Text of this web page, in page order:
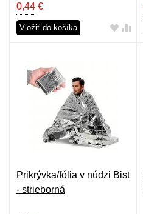
0,44 €
Vložiť do košíka
Prikrývka/fólia v núdzi Bist
- strieborná